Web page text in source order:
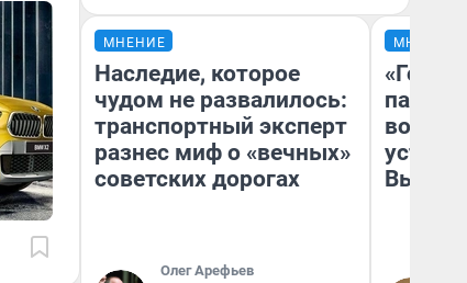
МНЕНИЕ
Наследие, которое
чудом не развалилось:
транспортный эксперт
разнес миф о «вечных»
советских дорогах
Олег Арефьев
МНЕНИЕ